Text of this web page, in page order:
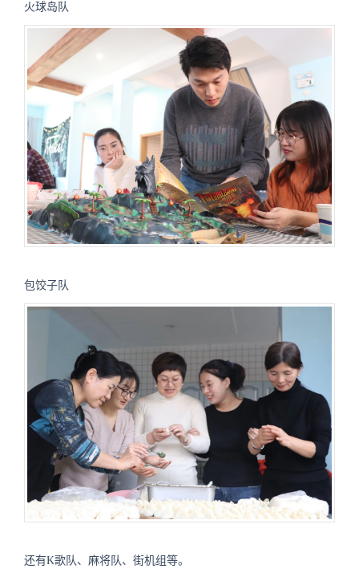
火球岛队
包饺子队
还有K歌队、麻将队、街机组等。